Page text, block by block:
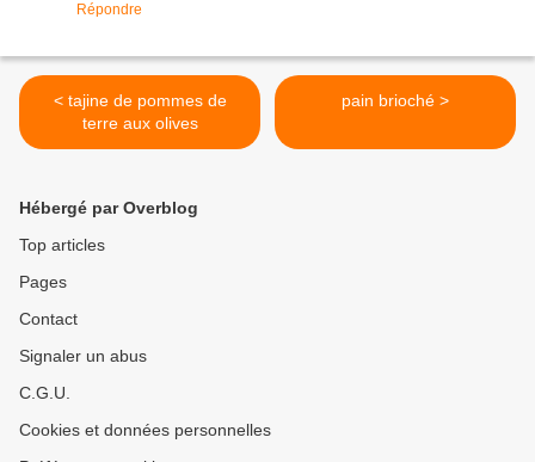
Répondre
< tajine de pommes de
terre aux olives
pain brioché >
Hébergé par Overblog
Top articles
Pages
Contact
Signaler un abus
C.G.U.
Cookies et données personnelles